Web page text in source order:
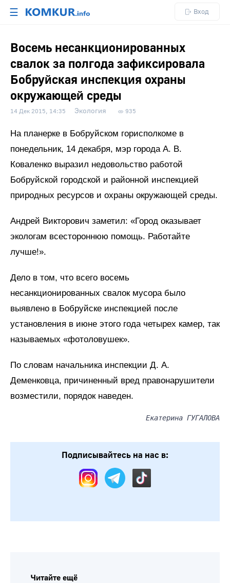
☰ Вход
Восемь несанкционированных
свалок за полгода зафиксировала
Бобруйская инспекция охраны
окружающей среды
14 Дек 2015, 14:35 Экология 935
На планерке в Бобруйском горисполкоме в
понедельник, 14 декабря, мэр города А. В.
Коваленко выразил недовольство работой
Бобруйской городской и районной инспекцией
природных ресурсов и охраны окружающей среды.
Андрей Викторович заметил: «Город оказывает
экологам всестороннюю помощь. Работайте
лучше!».
Дело в том, что всего восемь
несанкционированных свалок мусора было
выявлено в Бобруйске инспекцией после
установления в июне этого года четырех камер, так
называемых «фотоловушек».
По словам начальника инспекции Д. А.
Деменковца, причиненный вред правонарушители
возместили, порядок наведен.
Екатерина ГУГАЛОВА
Подписывайтесь на нас в: